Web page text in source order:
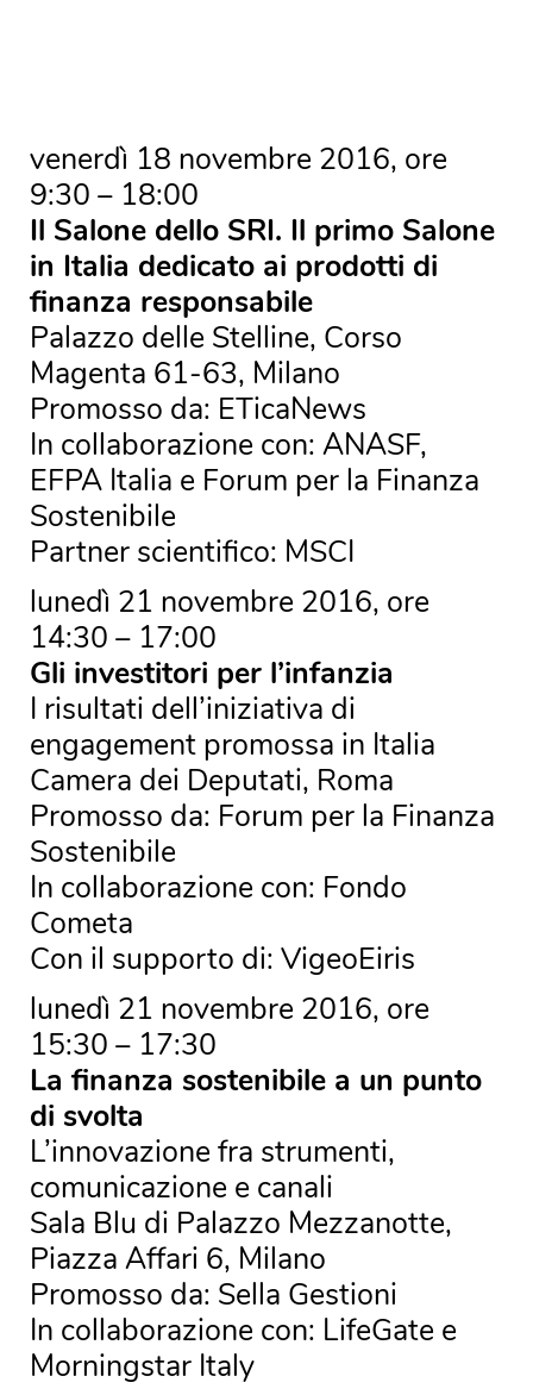
venerdì 18 novembre 2016, ore
9:30 – 18:00
Il Salone dello SRI. Il primo Salone
in Italia dedicato ai prodotti di
finanza responsabile
Palazzo delle Stelline, Corso
Magenta 61-63, Milano
Promosso da: ETicaNews
In collaborazione con: ANASF,
EFPA Italia e Forum per la Finanza
Sostenibile
Partner scientifico: MSCI
lunedì 21 novembre 2016, ore
14:30 – 17:00
Gli investitori per l’infanzia
I risultati dell’iniziativa di
engagement promossa in Italia
Camera dei Deputati, Roma
Promosso da: Forum per la Finanza
Sostenibile
In collaborazione con: Fondo
Cometa
Con il supporto di: VigeoEiris
lunedì 21 novembre 2016, ore
15:30 – 17:30
La finanza sostenibile a un punto
di svolta
L’innovazione fra strumenti,
comunicazione e canali
Sala Blu di Palazzo Mezzanotte,
Piazza Affari 6, Milano
Promosso da: Sella Gestioni
In collaborazione con: LifeGate e
Morningstar Italy